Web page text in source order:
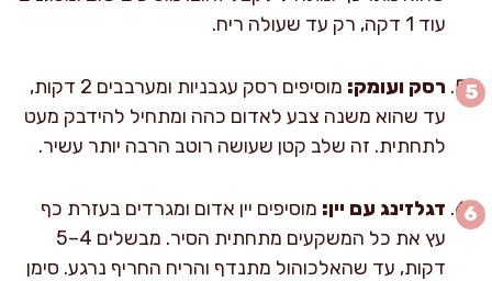
עוד 1 דקה, רק עד שעולה ריח.
רסק ועומק:
מוסיפים רסק עגבניות ומערבבים 2 דקות,
עד שהוא משנה צבע לאדום כהה ומתחיל להידבק מעט
לתחתית. זה שלב קטן שעושה רוטב הרבה יותר עשיר.
דגלזינג עם יין: מוסיפים יין אדום ומגרדים בעזרת כף
עץ את כל המשקעים מתחתית הסיר. מבשלים 4–5
דקות, עד שהאלכוהול מתנדף והריח החריף נרגע. סימן